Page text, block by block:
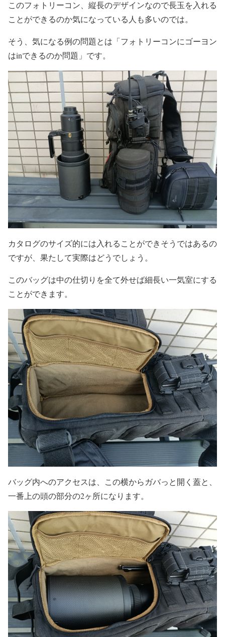
このフォトリーコン、縦長のデザインなので長玉を入れる
ことができるのか気になっている人も多いのでは。
そう、気になる例の問題とは「フォトリーコンにゴーヨン
はinできるのか問題」です。
カタログのサイズ的には入れることができそうではあるの
ですが、果たして実際はどうでしょう。
このバッグは中の仕切りを全て外せば細長い一気室にする
ことができます。
バッグ内へのアクセスは、この横からガバっと開く蓋と、
一番上の頭の部分の2ヶ所になります。